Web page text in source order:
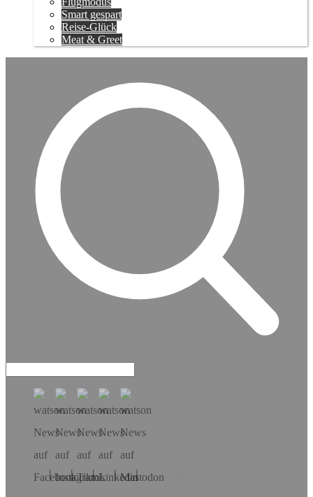
Smart gespart
Reise-Glück
Meat & Greet
Hol dir die App!